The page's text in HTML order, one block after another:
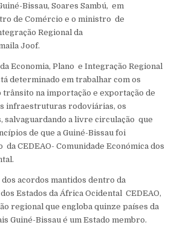
Bissau, Soares Sambú, em
de Comércio e o ministro de
Regional da
Joof.
Economia, Plano e Integração Regional
determinado em trabalhar com os
na importação e exportação de
infraestruturas rodoviárias, os
a livre circulação que
de que a Guiné-Bissau foi
CEDEAO- Comunidade Económica dos
acordos mantidos dentro da
Estados da África Ocidental CEDEAO,
regional que engloba quinze países da
Guiné-Bissau é um Estado membro.